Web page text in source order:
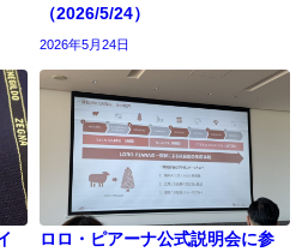
（2026/5/24）
2026年5月24日
ロロ・ピアーナ公式説明会に参